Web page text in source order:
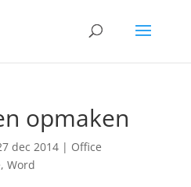
opmaken
dec 2014| Office
, Word